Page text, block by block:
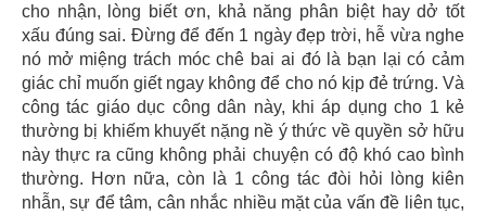
cho nhận, lòng biết ơn, khả năng phân biệt hay dở tốt
xấu đúng sai. Đừng để đến 1 ngày đẹp trời, hễ vừa nghe
nó mở miệng trách móc chê bai ai đó là bạn lại có cảm
giác chỉ muốn giết ngay không để cho nó kịp đẻ trứng. Và
công tác giáo dục công dân này, khi áp dụng cho 1 kẻ
thường bị khiếm khuyết nặng nề ý thức về quyền sở hữu
này thực ra cũng không phải chuyện có độ khó cao bình
thường. Hơn nữa, còn là 1 công tác đòi hỏi lòng kiên
nhẫn, sự để tâm, cân nhắc nhiều mặt của vấn đề liên tục,